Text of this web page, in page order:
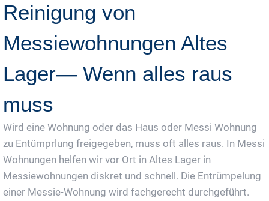
Reinigung von
Messiewohnungen Altes
Lager— Wenn alles raus
muss
Wird eine Wohnung oder das Haus oder Messi Wohnung
zu Entümprlung freigegeben, muss oft alles raus. In Messi
Wohnungen helfen wir vor Ort in Altes Lager in
Messiewohnungen diskret und schnell. Die Entrümpelung
einer Messie-Wohnung wird fachgerecht durchgeführt.